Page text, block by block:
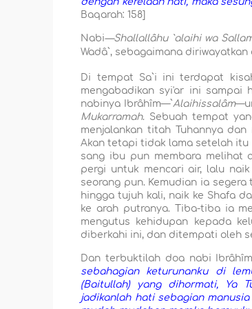
Baqarah: 158]
Nabi—Shallallâhu `alaihi wa
Wadâ`, sebagaimana
Di tempat Sa`i ini terdapat
mengabadikan syi'ar ini sampai
nabinya Ibrâhîm—`Alaihissalâm
Mukarramah. Sebuah tempat
menjalankan titah Tuhannya
Akan tetapi tidak lama setelah itu
sang ibu pun membara melihat
pergi untuk mencari air, lalu
seorang pun. Kemudian ia
hingga tujuh kali, naik ke Shafa
ke arah putranya. Tiba-tiba ia
mengutus kehidupan kepada
diberkahi ini, dan ditempati oleh
Dan terbuktilah doa nabi
sebahagian keturunanku di
(Baitullah) yang dihormati, Ya
jadikanlah hati sebagian